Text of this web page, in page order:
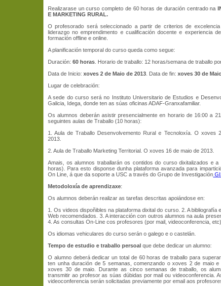
Realizarase un curso completo de 60 horas de duración centrado na
E MARKETING RURAL.
O profesorado será seleccionado a partir de criterios de excelencia
liderazgo no emprendimento e cualificación docente e experiencia
formación offline e online.
A planificación temporal do curso queda como segue:
Duración: 60 horas . Horario de traballo: 12 horas/semana de traballo
Data de Inicio: xoves 2 de Maio de 2013 . Data de fin: xoves 30 de
Lugar de celebración:
A sede do curso será no Instituto Universitario de Estudios e
Galicia, Idega, donde ten as súas oficinas ADAF-Granxafamiliar.
Os alumnos deberán asistir presencialmente en horario de 16:00 a
seguintes aulas de Traballo (10 horas):
1. Aula de Traballo Desenvolvemento Rural e Tecnoloxía. O xoves
2013.
2. Aula de Traballo Marketing Territorial. O xoves 16 de maio de 2013.
Amais, os alumnos traballarán os contidos do curso dixitalizados e a
horas). Para esto disponse dunha plataforma avanzada para
On Line, á que da soporte a USC a través do Grupo de Investigación
Metodoloxía de aprendizaxe:
Os alumnos deberán realizar as tarefas descritas apoiándose en:
1. Os videos dispoñibles na plataforma dixital do curso. 2. A bibliografía
Web recomendados. 3. A interacción con outros alumnos na aula
4. As consultas On-Line cos profesores (por mail, videoconferencia,
Os idiomas vehiculares do curso serán o galego e o castelán.
Tempo de estudio e traballo persoal que debe dedicar un alumno:
O alumno deberá dedicar un total de 60 horas de traballo para
ten unha duración de 5 semanas, comenzando o xoves 2 de maio e
xoves 30 de maio. Durante as cinco semanas de traballo, os
transmitir ao profesor as súas dúbidas por mail ou videoconferencia.
videoconferencia serán solicitadas previamente por email aos